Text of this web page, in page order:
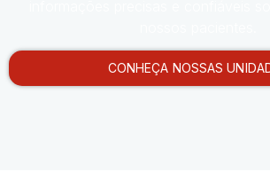
CONHEÇA NOSSAS